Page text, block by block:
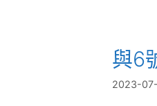
與6
2023-